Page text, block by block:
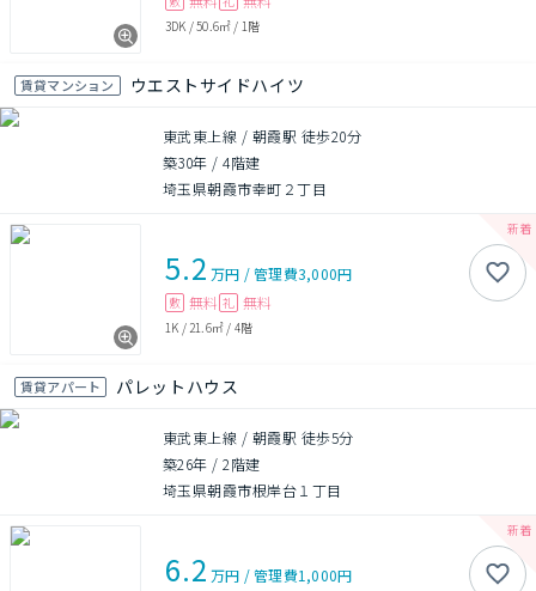
3DK /50.6㎡ / 1階
賃貸マンション ウエストサイドハイツ
東武東上線 / 朝霞駅 徒歩20分
築30年 /4階建
埼玉県朝霞市幸町２丁目
5.2 万円 /管理費3,000円
敷 無料 礼 無料
1K / 21.6㎡ / 4階
賃貸アパート パレットハウス
東武東上線 / 朝霞駅 徒歩5分
築26年 /2階建
埼玉県朝霞市根岸台１丁目
6.2 万円 /管理費1,000円